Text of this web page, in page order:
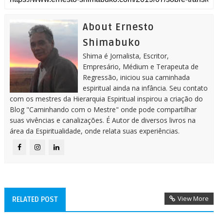
About Ernesto
Shimabuko
Shima é Jornalista, Escritor,
Empresário, Médium e Terapeuta de
Regressão, iniciou sua caminhada
espiritual ainda na infância. Seu contato
com os mestres da Hierarquia Espiritual inspirou a criação do
Blog "Caminhando com o Mestre" onde pode compartilhar
suas vivências e canalizações. É Autor de diversos livros na
área da Espiritualidade, onde relata suas experiências.
RELATED POST View More